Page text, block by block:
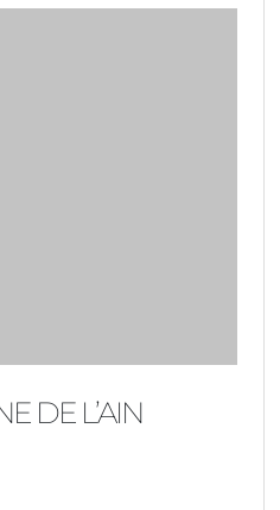
DE L’AIN